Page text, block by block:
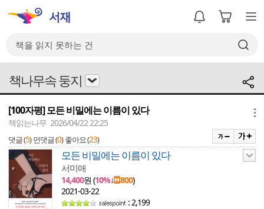
책나무속 둥지
[100자평] 모든 비밀에는 이름이 있다
책읽는나무 2026/04/22 22:25
댓글 (5) 먼댓글 (0) 좋아요 (23)
모든 비밀에는 이름이 있다
서미애
14,400원 (10%↓ 800)
2021-03-22
: 2,199